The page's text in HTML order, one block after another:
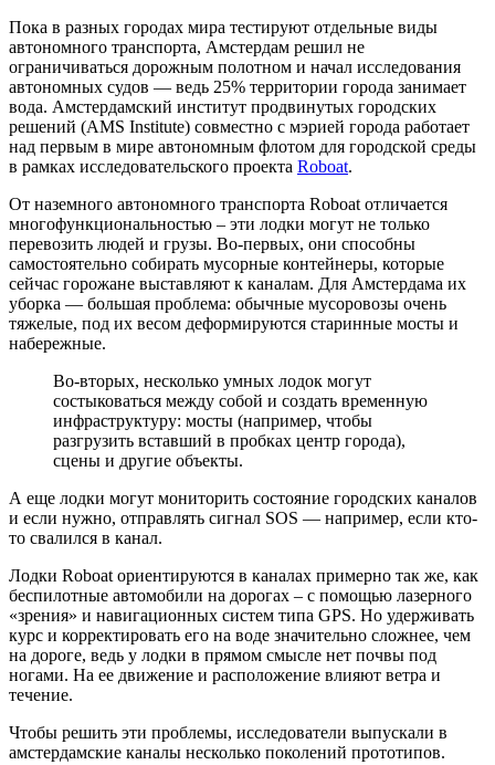
Пока в разных городах мира тестируют отдельные виды
автономного транспорта, Амстердам решил не
ограничиваться дорожным полотном и начал исследования
автономных судов — ведь 25% территории города занимает
вода. Амстердамский институт продвинутых городских
решений (AMS Institute) совместно с мэрией города работает
над первым в мире автономным флотом для городской среды
в рамках исследовательского проекта Roboat.
От наземного автономного транспорта Roboat отличается
многофункциональностью – эти лодки могут не только
перевозить людей и грузы. Во-первых, они способны
самостоятельно собирать мусорные контейнеры, которые
сейчас горожане выставляют к каналам. Для Амстердама их
уборка — большая проблема: обычные мусоровозы очень
тяжелые, под их весом деформируются старинные мосты и
набережные.
Во-вторых, несколько умных лодок могут
состыковаться между собой и создать временную
инфраструктуру: мосты (например, чтобы
разгрузить вставший в пробках центр города),
сцены и другие объекты.
А еще лодки могут мониторить состояние городских каналов
и если нужно, отправлять сигнал SOS — например, если кто-
то свалился в канал.
Лодки Roboat ориентируются в каналах примерно так же, как
беспилотные автомобили на дорогах – с помощью лазерного
«зрения» и навигационных систем типа GPS. Но удерживать
курс и корректировать его на воде значительно сложнее, чем
на дороге, ведь у лодки в прямом смысле нет почвы под
ногами. На ее движение и расположение влияют ветра и
течение.
Чтобы решить эти проблемы, исследователи выпускали в
амстердамские каналы несколько поколений прототипов.